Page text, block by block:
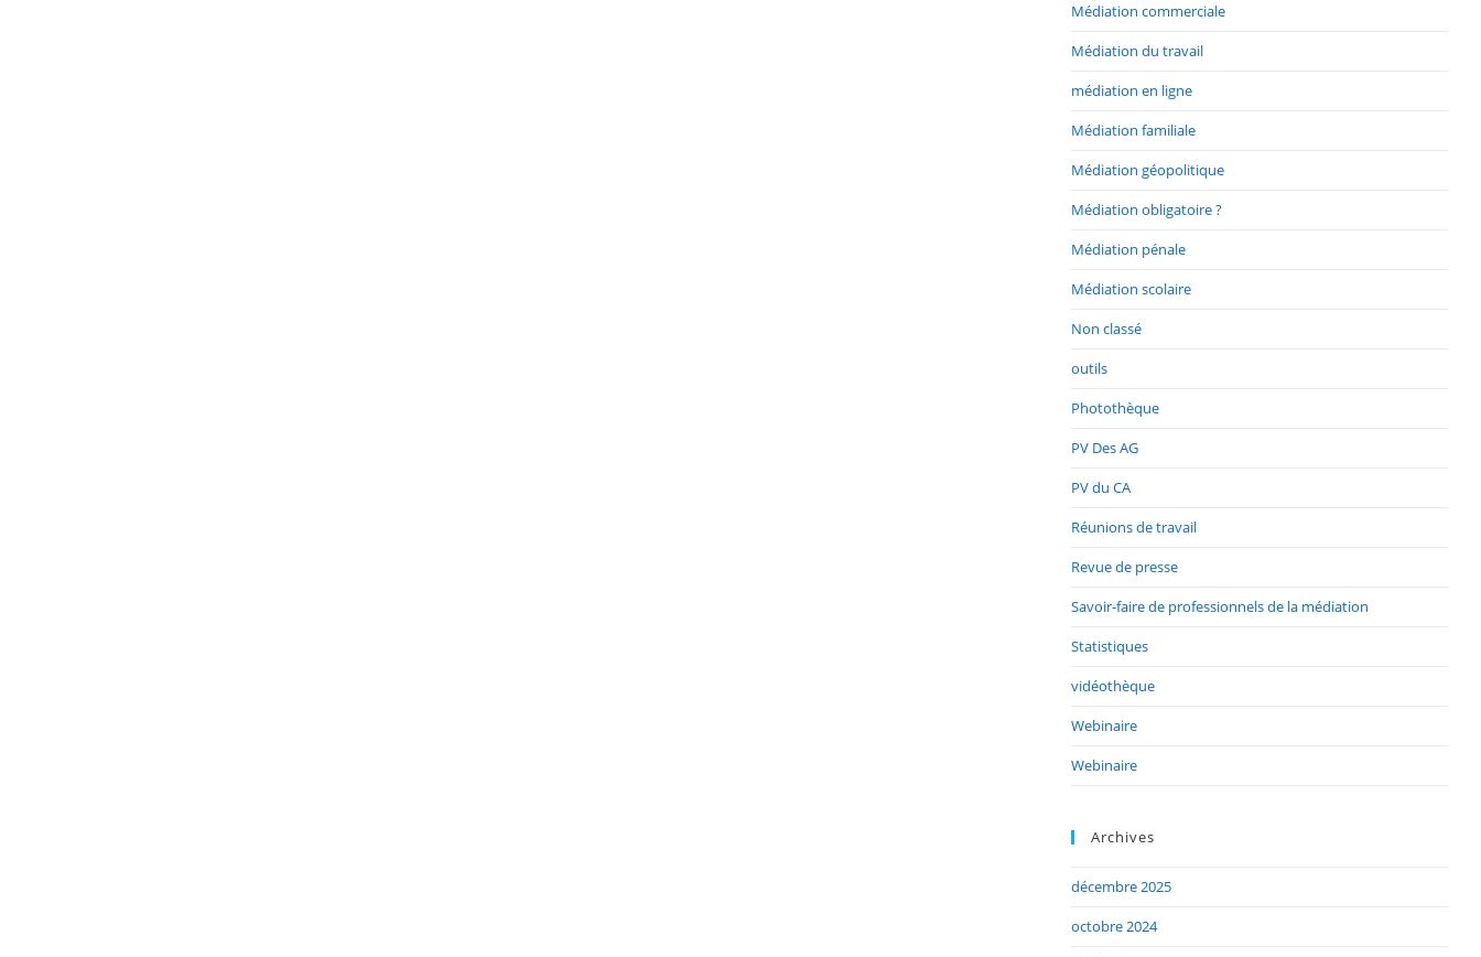
Médiation commerciale
Médiation du travail
médiation en ligne
Médiation familiale
Médiation géopolitique
Médiation obligatoire ?
Médiation pénale
Médiation scolaire
Non classé
outils
Photothèque
PV Des AG
PV du CA
Réunions de travail
Revue de presse
Savoir-faire de professionnels de la médiation
Statistiques
vidéothèque
Webinaire
Webinaire
Archives
décembre 2025
octobre 2024